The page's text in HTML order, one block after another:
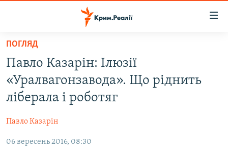
Перейти
основного
матеріалу
Перейти
до
основної
Перейти
ВІДЕО ТА ФОТО
БЛОГИ
ПОГЛЯД
ПОГЛЯД
Павло Казарін: Ілюзії
«Уралвагонзавода». Що ріднить
ліберала і роботяг
Павло Казарін
06 вересень 2016, 08:30